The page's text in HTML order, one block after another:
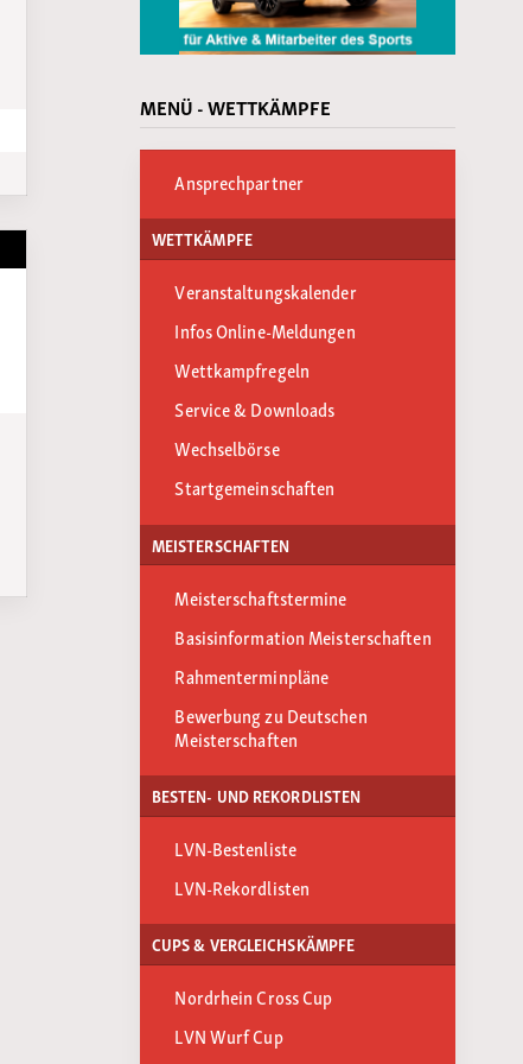
MENÜ - WETTKÄMPFE
Ansprechpartner
WETTKÄMPFE
Veranstaltungskalender
Infos Online-Meldungen
Wettkampfregeln
Service & Downloads
Wechselbörse
Startgemeinschaften
MEISTERSCHAFTEN
Meisterschaftstermine
Basisinformation Meisterschaften
Rahmenterminpläne
Bewerbung zu Deutschen
Meisterschaften
BESTEN- UND REKORDLISTEN
LVN-Bestenliste
LVN-Rekordlisten
CUPS & VERGLEICHSKÄMPFE
Nordrhein Cross Cup
LVN Wurf Cup